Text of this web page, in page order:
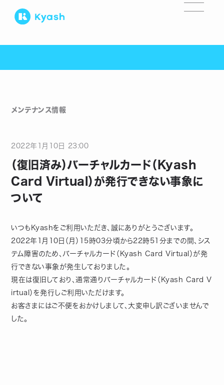
メンテナンス情報
2022年 月 10 日 23:00
（復旧済み）バーチャルカード（Kyash
Card Virtual）が発行できない事象に
ついて
いつもKyashをご利用いただき、誠にありがとうございます。
2022年1月10日（月）15時03分頃から22時51分までの間、シス
テム障害のため、バーチャルカード（Kyash Card Virtual）が発
行できない事象が発生しておりました。
現在は復旧しており、通常通りバーチャルカード（Kyash Card V
irtual）を発行しご利用いただけます。
お客さまにはご不便をおかけしまして、大変申し訳ございませんで
した。